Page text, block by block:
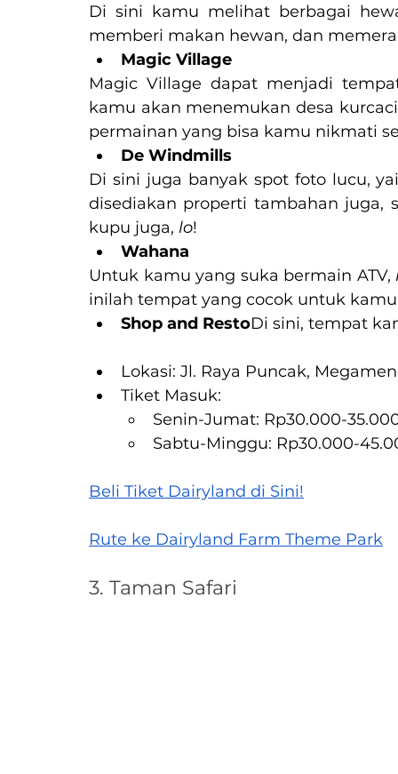
Di sini kamu melihat berbagai
memberi makan hewan, dan
Magic Village
Magic Village dapat menjadi
kamu akan menemukan desa
permainan yang bisa kamu nikmati
De Windmills
Di sini juga banyak spot foto lucu,
disediakan properti tambahan juga,
kupu juga, lo!
Wahana
Untuk kamu yang suka bermain ATV,
inilah tempat yang cocok untuk kamu
Shop and RestoDi sini, tempat
Lokasi: Jl. Raya Puncak,
Tiket Masuk:
Senin-Jumat: Rp30.000-
Sabtu-Minggu: Rp30.000-
Beli Tiket Dairyland di Sini!
Rute ke Dairyland Farm Theme Park
3. Taman Safari